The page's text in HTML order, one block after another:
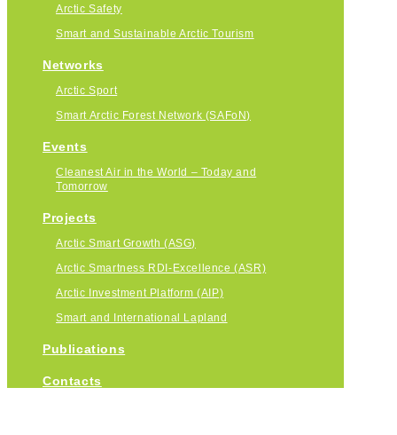
Arctic Safety
Smart and Sustainable Arctic Tourism
Networks
Arctic Sport
Smart Arctic Forest Network (SAFoN)
Events
Cleanest Air in the World – Today and
Tomorrow
Projects
Arctic Smart Growth (ASG)
Arctic Smartness RDI-Excellence (ASR)
Arctic Investment Platform (AIP)
Smart and International Lapland
Publications
Contacts